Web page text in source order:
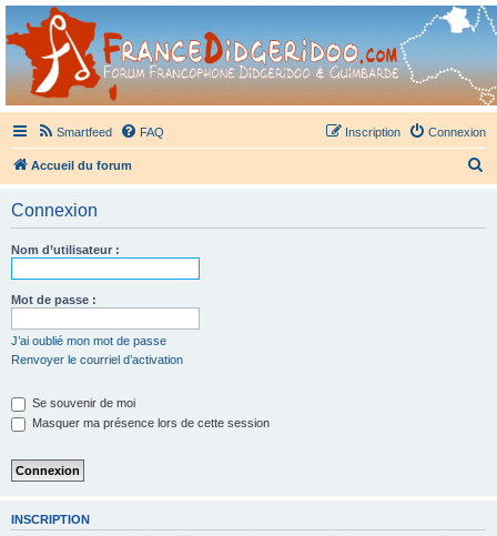
France Didgeridoo
Didgeridoo et Guimbarde sur France Didgeridoo - retrouvez la communauté.
Smartfeed FAQ Connexion
Inscription
Accueil du forum
Connexion
Nom d’utilisateur :
Mot de passe :
J’ai oublié mon mot de passe
Renvoyer le courriel d’activation
Se souvenir de moi
Masquer ma présence lors de cette session
INSCRIPTION